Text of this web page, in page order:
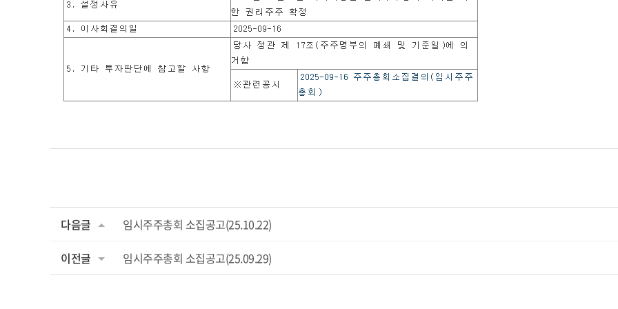
다음글 임시주주총회 소집공고(25.10.22)
이전글 임시주주총회 소집공고(25.09.29)